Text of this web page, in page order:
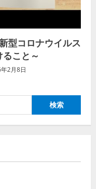
型コロナウイルス
こと～
2月8日